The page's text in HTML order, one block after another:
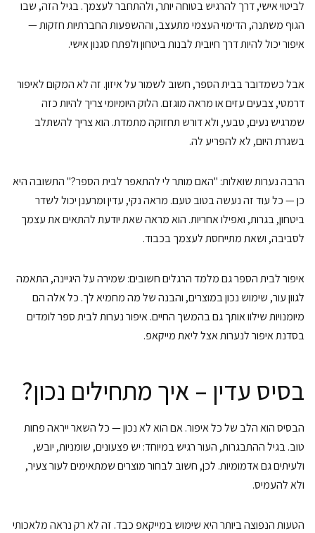
לביטוי אישי, דרך להרגיש בטוחה יותר, ולהתחבר לעצמך. בגיל הזה, שבו
הגוף משתנה, הדימוי העצמי מתעצב, וההשפעות החברתיות חזקות —
איפור יכול להיות דרך חיובית לבנות ביטחון ולפתח סגנון אישי.
אבל כשמדובר בבית הספר, חשוב לשמור על איזון. זה לא המקום לאיפור
דרמטי, צבעים עזים או מראה מוגזם. הלוק היומיומי צריך להיות כזה
שמרגיש נעים, טבעי, ולא דורש תחזוקה מתמדת. הוא צריך להשתלב
בשגרת היום, לא להפריע לה.
הרבה נערות שואלות: "האם מותר לי להתאפר לבית הספר?" התשובה היא
כן — כל עוד זה נעשה בטוב טעם. מראה נקי, עדין ומרענן יכול לשדר
ביטחון, בגרות, ואפילו אחריות. הוא מראה שאת יודעת להתאים את עצמך
לסביבה, ושאת מתייחסת לעצמך בכבוד.
איפור לבית הספר גם מלמד הרגלים חשובים: שמירה על היגיינה, התאמה
לגוון עור, שימוש נכון במוצרים, והבנה של מה מחמיא לך. כל אלה הם
מיומנויות שילוו אותך גם בהמשך החיים. איפור נערות לבית ספר לומדים
בסדנת איפור לנערות אצל ליאת מייקאפ.
בסיס עדין – איך מתחילים נכון?
הבסיס הוא הלב של כל איפור. אם הוא לא נכון — כל השאר ייראה פחות
טוב. בגיל ההתבגרות, העור רגיש במיוחד: יש פצעונים, שומניות, יובש,
ולעיתים גם אדמומיות. לכן, חשוב לבחור מוצרים שמתאימים לעור צעיר,
ולא להעמיס.
הטעות הנפוצה ביותר היא שימוש במייקאפ כבד. זה לא רק נראה מלאכותי